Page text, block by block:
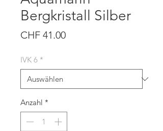
Bergkristall Silber
CHF 41.00Preis
IVK 6 *
Anzahl *